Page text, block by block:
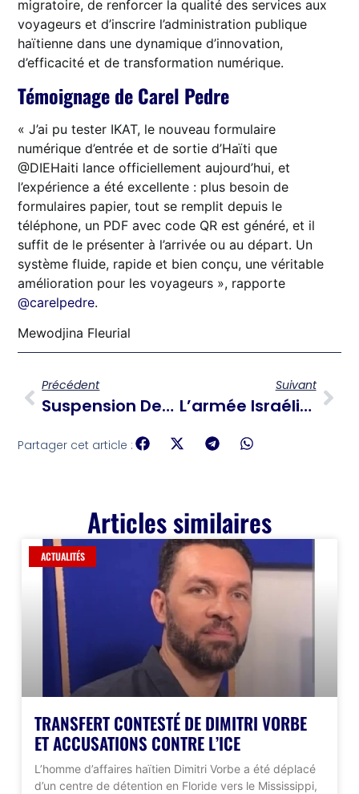
migratoire, de renforcer la qualité des services aux
voyageurs et d’inscrire l’administration publique
haïtienne dans une dynamique d’innovation,
d’efficacité et de transformation numérique.
Témoignage de Carel Pedre
« J’ai pu tester IKAT, le nouveau formulaire
numérique d’entrée et de sortie d’Haïti que
@DIEHaiti lance officiellement aujourd’hui, et
l’expérience a été excellente : plus besoin de
formulaires papier, tout se remplit depuis le
téléphone, un PDF avec code QR est généré, et il
suffit de le présenter à l’arrivée ou au départ. Un
système fluide, rapide et bien conçu, une véritable
amélioration pour les voyageurs », rapporte
@carelpedre.
Mewodjina Fleurial
Précédent
Suspension Des Demandes D’immigration Pour 19 Pays « Préoccupants »
Suivant
L’armée Israélienne Bombarde De Nouveau Le Liban
Partager cet article :
Articles similaires
ACTUALITÉS
TRANSFERT CONTESTÉ DE DIMITRI VORBE
ET ACCUSATIONS CONTRE L’ICE
L’homme d’affaires haïtien Dimitri Vorbe a été déplacé
d’un centre de détention en Floride vers le Mississippi,